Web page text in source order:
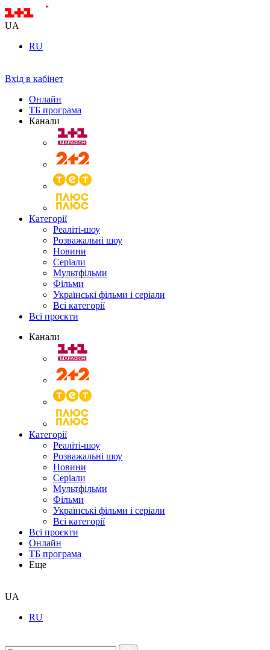
UA
RU
Вхід в кабінет
Онлайн
ТБ програма
Канали
Категорії
Реаліті-шоу
Розважальні шоу
Новини
Серіали
Мультфільми
Фільми
Українські фільми і серіали
Всі категорії
Всі проєкти
Канали
Категорії
Реаліті-шоу
Розважальні шоу
Новини
Серіали
Мультфільми
Фільми
Українські фільми і серіали
Всі категорії
Всі проєкти
Онлайн
ТБ програма
Еще
UA
RU